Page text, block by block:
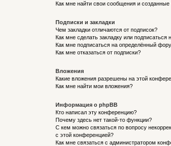
Как мне найти свои сообщения и
Подписки и закладки
Чем закладки отличаются от подписок?
Как мне сделать закладку или подписаться
Как мне подписаться на определённый
Как мне отказаться от подписки?
Вложения
Какие вложения разрешены на этой
Как мне найти мои вложения?
Информация о phpBB
Кто написал эту конференцию?
Почему здесь нет такой-то функции?
С кем можно связаться по вопросу
с этой конференцией?
Как мне связаться с администратором